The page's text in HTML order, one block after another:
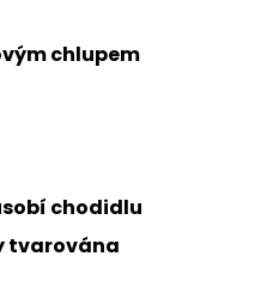
chlupem
chodidlu
tvarována